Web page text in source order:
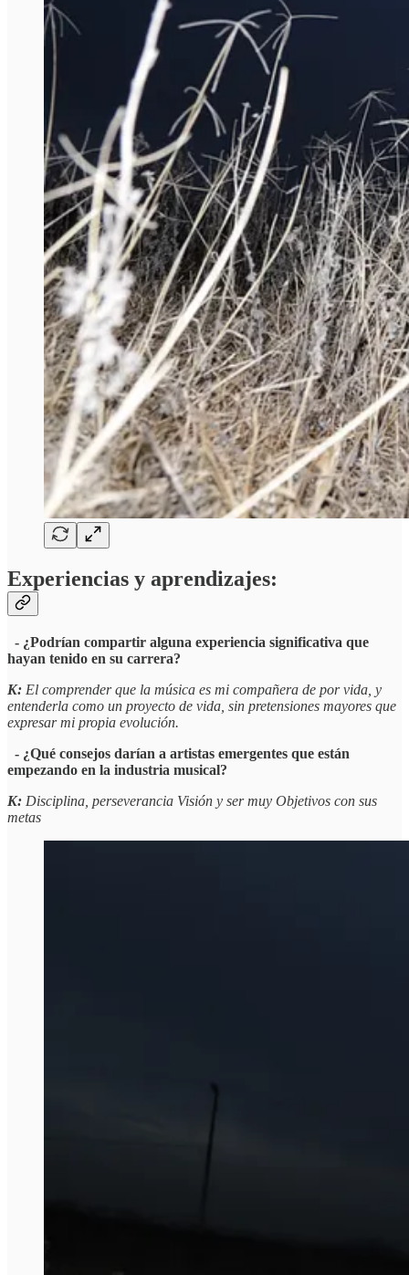
Experiencias y aprendizajes:
- ¿Podrían compartir alguna experiencia significativa que
hayan tenido en su carrera?
K: El comprender que la música es mi compañera de por vida, y
entenderla como un proyecto de vida, sin pretensiones mayores que
expresar mi propia evolución.
- ¿Qué consejos darían a artistas emergentes que están
empezando en la industria musical?
K: Disciplina, perseverancia Visión y ser muy Objetivos con sus
metas